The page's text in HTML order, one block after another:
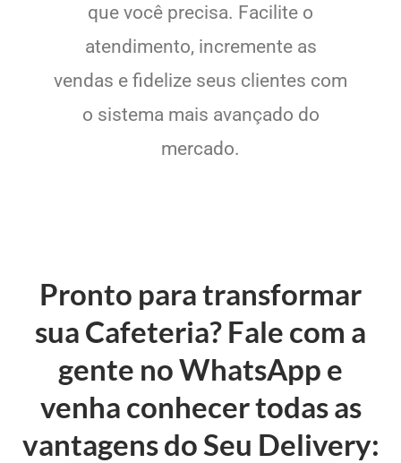
que você precisa. Facilite o
atendimento, incremente as
vendas e fidelize seus clientes com
o sistema mais avançado do
mercado.
Pronto para transformar
sua Cafeteria? Fale com a
gente no WhatsApp e
venha conhecer todas as
vantagens do Seu Delivery: